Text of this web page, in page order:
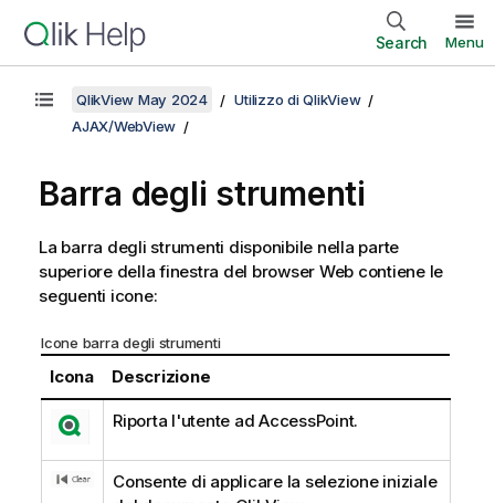
Search Menu
QlikView May 2024
Utilizzo di QlikView
AJAX/WebView
Barra degli strumenti
La barra degli strumenti disponibile nella parte
superiore della finestra del browser Web contiene le
seguenti icone:
Icone barra degli strumenti
Icona Descrizione
Riporta l'utente ad AccessPoint.
Consente di applicare la selezione iniziale